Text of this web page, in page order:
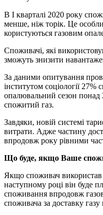
В I кварталі 2020 року
менше, ніж торік. Це
користуються газовим
Споживачі, які
зможуть знизити
За даними опитування
інститутом соціології 27%
опалювальний сезон понад
спожитий газ.
Завдяки, новій системі
витрати. Адже частину
впродовж року рівними
Що буде, якщо Ваше
Якщо споживач використав
наступному році він буде
споживання впродовж
споживача за доставку